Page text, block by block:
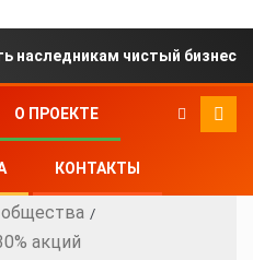
наследникам чистый бизнес
О ПРОЕКТЕ
КОНТАКТЫ
акций